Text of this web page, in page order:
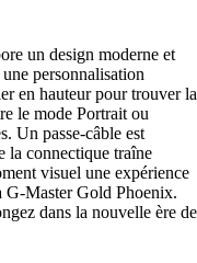
un design moderne et
personnalisation
en hauteur pour trouver la
le mode Portrait ou
Un passe-câble est
la connectique traîne
visuel une expérience
G-Master Gold Phoenix.
dans la nouvelle ère de